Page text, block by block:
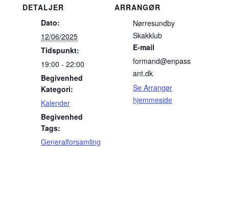
DETALJER
Dato:
12/06/2025
Tidspunkt:
19:00 - 22:00
Begivenhed
Kategori:
Kalender
Begivenhed
Tags:
Generalforsamling
ARRANGØR
Nørresundby
Skakklub
E-mail
formand@enpass
ant.dk
Se Arrangør
hjemmeside